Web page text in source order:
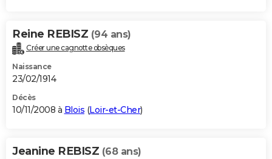
Reine REBISZ (94 ans)
Créer une cagnotte obsèques
Naissance
23/02/1914
Décès
10/11/2008 à Blois (Loir-et-Cher)
Jeanine REBISZ (68 ans)